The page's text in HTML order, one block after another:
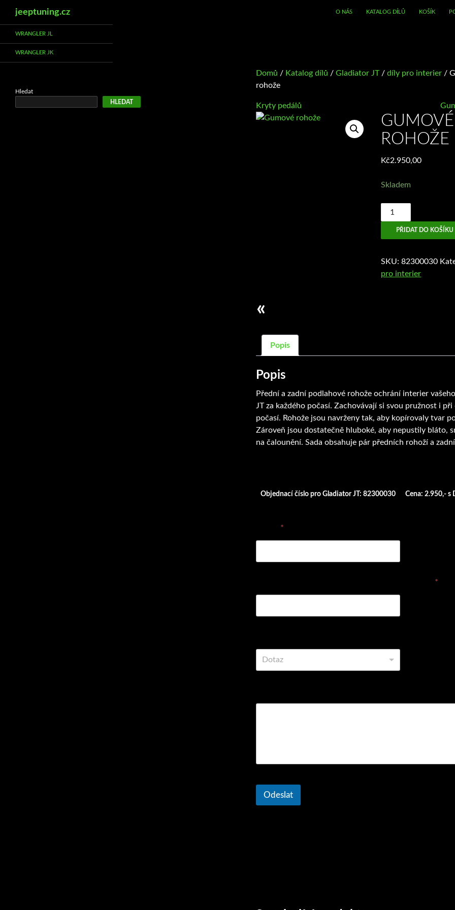
Přejít
k
obsahu
jeeptuning.cz O NÁS KATALOG DÍLŮ KOŠÍK
Domů / Katalog dílů / Gladiator JT/ díly pro interier /
rohože
Kryty pedálů
GUMOVÉ
ROHOŽE
Kč2.950,00
Skladem
Gumové
rohože
množství
PŘIDAT DO KOŠÍKU
SKU:82300030
pro interier
«
Popis
Popis
Přední a zadní podlahové rohože ochrání interier
JT za každého počasí. Zachovávají si svou pružnost i při
počasí. Rohože jsou navrženy tak, aby kopírovaly tvar
Zároveň jsou dostatečně hluboké, aby nepustily bláto,
na čalounění. Sada obsahuje pár předních rohoží a
Objednací číslo pro Gladiator JT: 82300030 Cena: 2.950,- s
*
*
Dotaz
Odeslat
WRANGLER JL
WRANGLER JK
Hledat
HLEDAT